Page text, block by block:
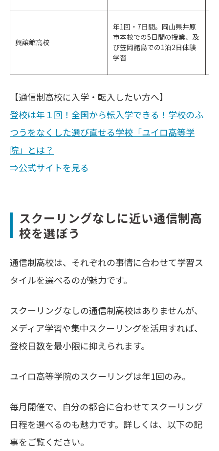
興譲館高校
年1回・7日間。岡山県井原
市本校での5日間の授業、及
び笠岡諸島での1泊2日体験
学習
【通信制高校に入学・転入したい方へ】
登校は年１回！全国から転入学できる！学校のふ
つうをなくした選び直せる学校「ユイロ高等学
院」とは？
⇒公式サイトを見る
スクーリングなしに近い通信制高
校を選ぼう
通信制高校は、それぞれの事情に合わせて学習ス
タイルを選べるのが魅力です。
スクーリングなしの通信制高校はありませんが、
メディア学習や集中スクーリングを活用すれば、
登校日数を最小限に抑えられます。
ユイロ高等学院のスクーリングは年1回のみ。
毎月開催で、自分の都合に合わせてスクーリング
日程を選べるのも魅力です。詳しくは、以下の記
事をご覧ください。